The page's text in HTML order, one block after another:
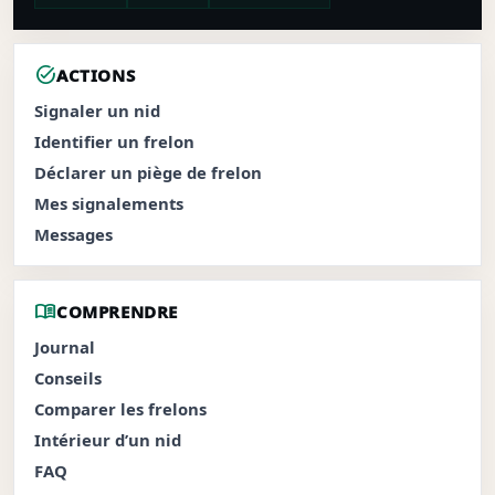
task_altACTIONS
Signaler un nid
Identifier un frelon
Déclarer un piège de frelon
Mes signalements
Messages
menu_bookCOMPRENDRE
Journal
Conseils
Comparer les frelons
Intérieur d’un nid
FAQ